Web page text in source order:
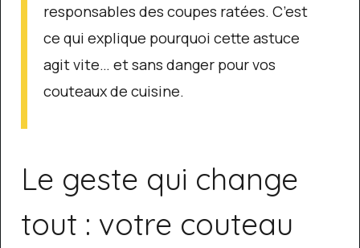
responsables des coupes ratées. C’est
ce qui explique pourquoi cette astuce
agit vite… et sans danger pour vos
couteaux de cuisine.
Le geste qui change
tout : votre couteau